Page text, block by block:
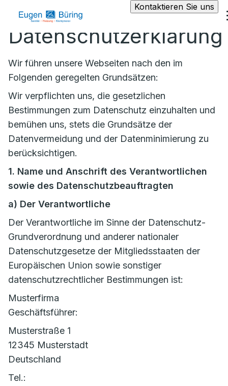
Kontaktieren Sie uns
Datenschutzerklärung
Wir führen unsere Webseiten nach den im
Folgenden geregelten Grundsätzen:
Wir verpflichten uns, die gesetzlichen
Bestimmungen zum Datenschutz einzuhalten und
bemühen uns, stets die Grundsätze der
Datenvermeidung und der Datenminimierung zu
berücksichtigen.
1. Name und Anschrift des Verantwortlichen
sowie des Datenschutzbeauftragten
a) Der Verantwortliche
Der Verantwortliche im Sinne der Datenschutz-
Grundverordnung und anderer nationaler
Datenschutzgesetze der Mitgliedsstaaten der
Europäischen Union sowie sonstiger
datenschutzrechtlicher Bestimmungen ist:
Musterfirma
Geschäftsführer:
Musterstraße 1
12345 Musterstadt
Deutschland
Tel.: